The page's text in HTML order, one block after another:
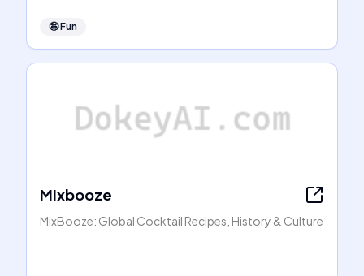
🤪Fun
Mixbooze
MixBooze: Global Cocktail Recipes, History & Culture